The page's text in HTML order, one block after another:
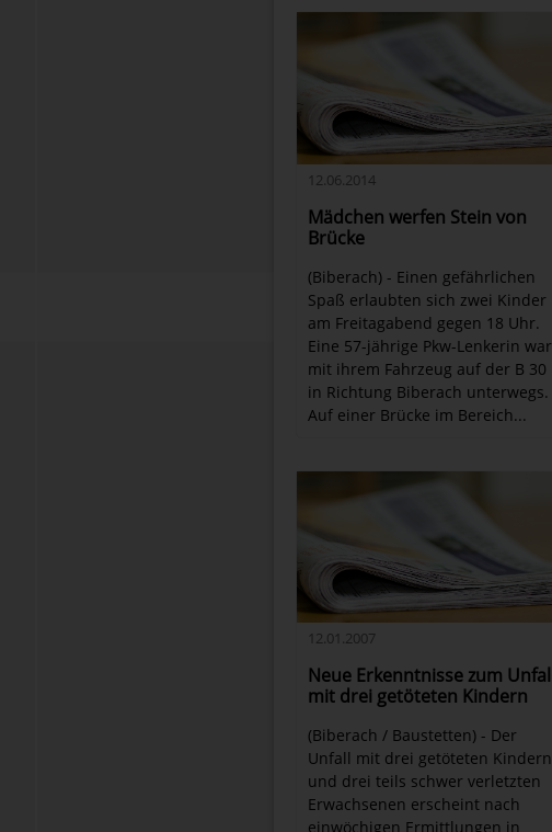
12.06.2014
Mädchen werfen Stein von
Brücke
(Biberach) - Einen gefährlichen
Spaß erlaubten sich zwei Kinder
am Freitagabend gegen 18 Uhr.
Eine 57-jährige Pkw-Lenkerin war
mit ihrem Fahrzeug auf der B 30
in Richtung Biberach unterwegs.
Auf einer Brücke im Bereich...
12.01.2007
Neue Erkenntnisse zum Unfall
mit drei getöteten Kindern
(Biberach / Baustetten) - Der
Unfall mit drei getöteten Kindern
und drei teils schwer verletzten
Erwachsenen erscheint nach
einwöchigen Ermittlungen in